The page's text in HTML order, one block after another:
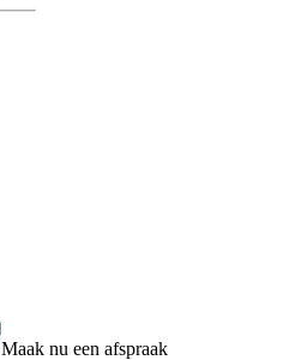
Maak nu een afspraak